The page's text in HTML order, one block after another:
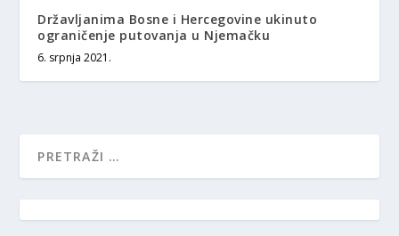
Državljanima Bosne i Hercegovine ukinuto
ograničenje putovanja u Njemačku
6. srpnja 2021.